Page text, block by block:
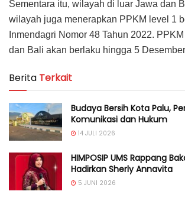
Sementara itu, wilayah di luar Jawa dan
wilayah juga menerapkan PPKM level 1
Inmendagri Nomor 48 Tahun 2022.
dan Bali akan berlaku hingga 5
Berita Terkait
Budaya Bersih Kota Palu,
Komunikasi dan Hukum
14 JULI 2026
HIMPOSIP UMS Rappang
Hadirkan Sherly Annavita
5 JUNI 2026